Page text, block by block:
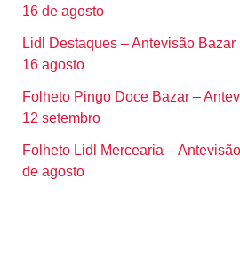
16 de agosto
Lidl Destaques – Antevisão
16 agosto
Folheto Pingo Doce Bazar –
12 setembro
Folheto Lidl Mercearia –
de agosto